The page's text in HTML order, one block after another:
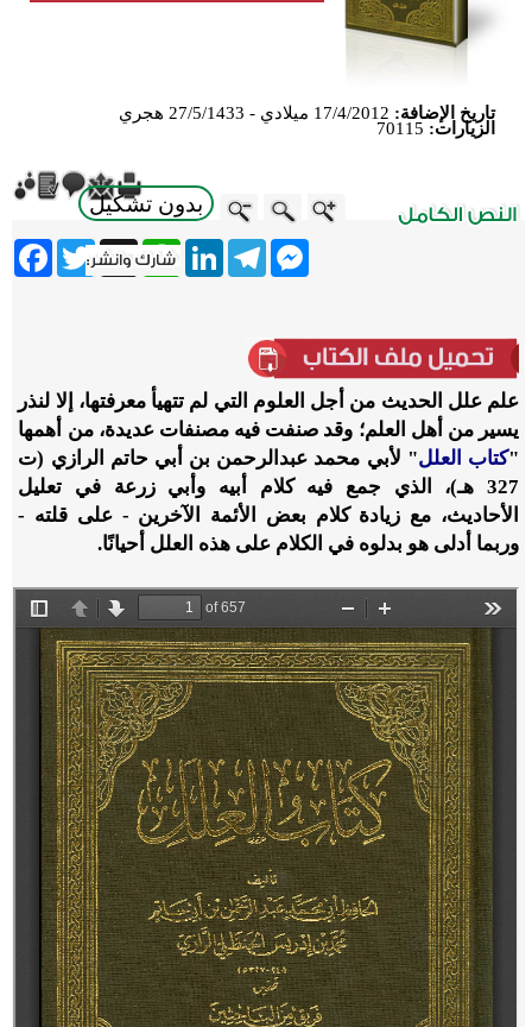
تاريخ الإضافة: 17/4/2012 ميلادي - 27/5/1433 هجري
الزيارات: 70115
بدون تشكيل
Twitter X
WhatsApp
LinkedInTelegram
Messenger
علم علل الحديث من أجل العلوم التي لم تتهيأ معرفتها، إلا لنذر
يسير من أهل العلم؛ وقد صنفت فيه مصنفات عديدة، من أهمها
"كتاب العلل" لأبي محمد عبدالرحمن بن أبي حاتم الرازي (ت
327 هـ)، الذي جمع فيه كلام أبيه وأبي زرعة في تعليل
الأحاديث، مع زيادة كلام بعض الأئمة الآخرين - على قلته -
وربما أدلى هو بدلوه في الكلام على هذه العلل أحيانًا.